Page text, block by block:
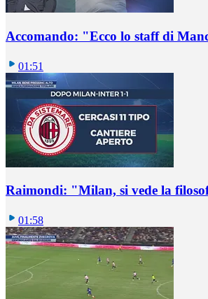
Accomando: "Ecco lo staff di
01:51
Raimondi: "Milan, si vede la
01:58